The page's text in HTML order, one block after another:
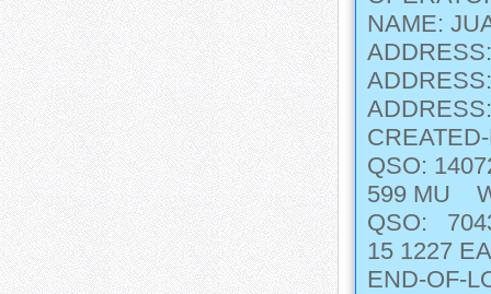
NAME:
QSO:
599 MU
QSO:
15 1227
END-OF-